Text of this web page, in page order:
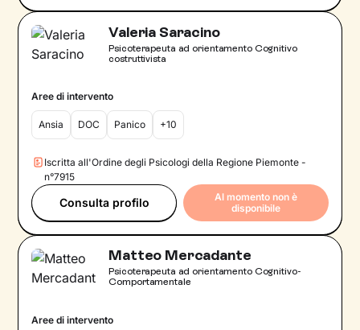
Valeria Saracino
Psicoterapeuta ad orientamento Cognitivo
costruttivista
Aree di intervento
Ansia DOC Panico +10
Iscritta all'Ordine degli Psicologi della Regione Piemonte -
n°7915
Consulta profilo
Al momento non è
disponibile
Matteo Mercadante
Psicoterapeuta ad orientamento Cognitivo-
Comportamentale
Aree di intervento